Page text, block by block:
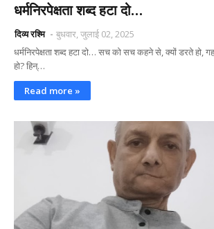
धर्मनिरपेक्षता शब्द हटा दो…
दिव्य रश्मि
बुधवार, जुलाई 02, 2025
धर्मनिरपेक्षता शब्द हटा दो… सच को सच कहने से, क्यों डरते हो,
हो? हिन्…
Read more »